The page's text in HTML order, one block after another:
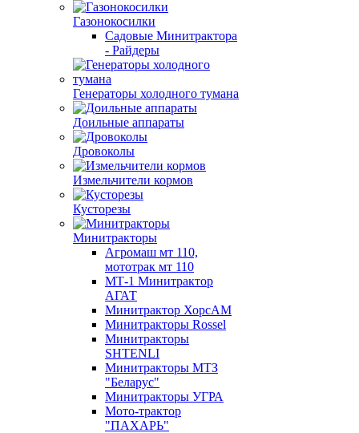
Газонокосилки
Садовые Минитрактора
- Райдеры
Генераторы холодного тумана
Доильные аппараты
Дровоколы
Измельчители кормов
Кусторезы
Минитракторы
Агромаш мт 110,
мототрак мт 110
МТ-1 Минитрактор
АГАТ
Минитрактор ХорсАМ
Минитракторы Rossel
Минитракторы
SHTENLI
Минитракторы МТЗ
"Беларус"
Минитракторы УГРА
Мото-трактор
"ПАХАРЬ"